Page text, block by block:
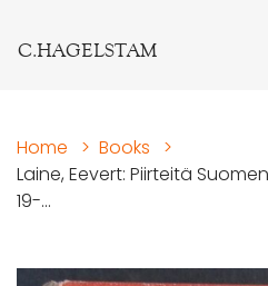
C.HAGELSTAM
Home > Books
>
Laine, Eevert: Piirteitä
19-...